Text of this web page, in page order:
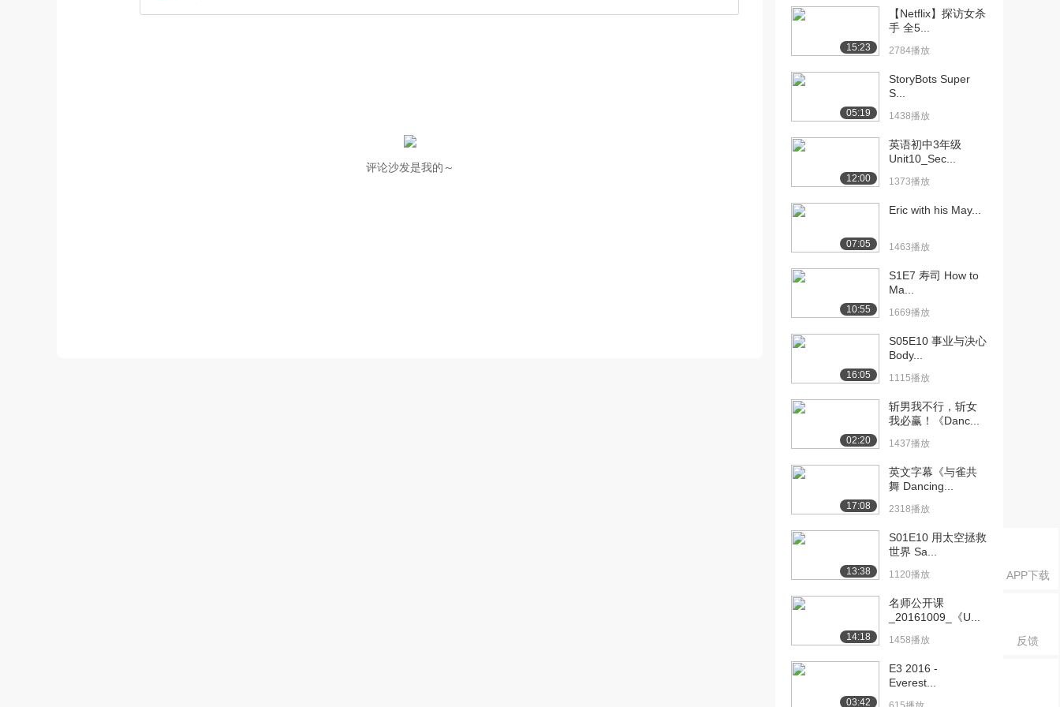
APP下载
反馈
评论沙发是我的～
Unit1_Secti...
2611播放
[11] 英语初中2上
Unit1_Secti...
1285播放
[12] 英语初中2上
Unit1_Secti...
1863播放
[13] 英语初中2上
14:47
[14] 英语初中2上
14:54
[15] 英语初中2上
14:44
[16] 英语初中2上
13:05
[17] 英语初中2上
13:10
[18] 英语初中2上
Unit2_Secti...
12:59
[19] 英语初中2上
Unit3_Secti...
Unit3_Secti...
15:23
【Netflix】探访女杀
手 全5...
2784播放
05:19
StoryBots Super
S...
1438播放
12:00
英语初中3年级
Unit10_Sec...
1373播放
07:05
Eric with his May...
1463播放
10:55
S1E7 寿司 How to
Ma...
1669播放
16:05
S05E10 事业与决心
Body...
1115播放
02:20
斩男我不行，斩女
我必赢！《Danc...
1437播放
17:08
英文字幕《与雀共
舞 Dancing...
2318播放
13:38
S01E10 用太空拯救
世界 Sa...
1120播放
14:18
名师公开课
_20161009_《U...
1458播放
03:42
E3 2016 -
Everest...